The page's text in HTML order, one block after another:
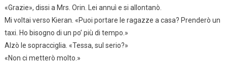
«Grazie», dissi a Mrs. Orin. Lei annuì e si allontanò.
Mi voltai verso Kieran. «Puoi portare le ragazze a casa? Prenderò un
taxi. Ho bisogno di un po’ più di tempo.»
Alzò le sopracciglia. «Tessa, sul serio?»
«Non ci metterò molto.»